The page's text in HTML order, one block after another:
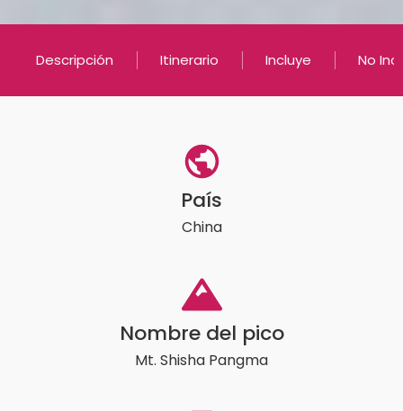
Descripción Itinerario Incluye No
País
China
Nombre del pico
Mt. Shisha Pangma